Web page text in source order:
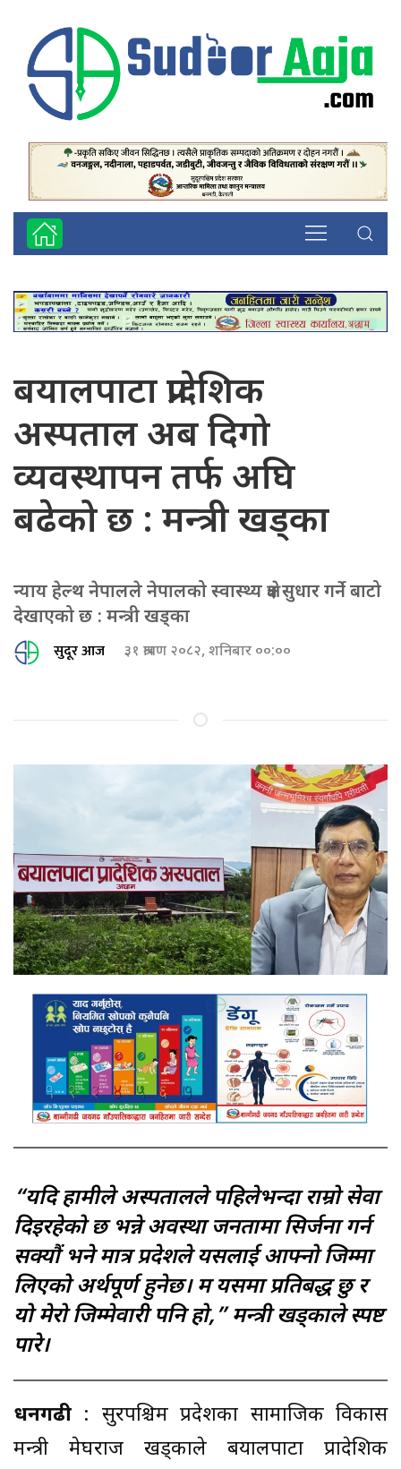
बयालपाटा प्रादेशिक
अस्पताल अब दिगो
व्यवस्थापन तर्फ अघि
बढेको छ : मन्त्री खड्का
न्याय हेल्थ नेपालले नेपालको स्वास्थ्य क्षेत्र सुधार गर्ने बाटो
देखाएको छ : मन्त्री खड्का
सुदूर आज ३१ श्रावण २०८२, शनिबार ००:००
“यदि हामीले अस्पतालले पहिलेभन्दा राम्रो सेवा
दिइरहेको छ भन्ने अवस्था जनतामा सिर्जना गर्न
सक्यौं भने मात्र प्रदेशले यसलाई आफ्नो जिम्मा
लिएको अर्थपूर्ण हुनेछ। म यसमा प्रतिबद्ध छु र
यो मेरो जिम्मेवारी पनि हो,” मन्त्री खड्काले स्पष्ट
पारे।
धनगढी : सुदूरपश्चिम प्रदेशका सामाजिक विकास
मन्त्री मेघराज खड्काले बयालपाटा प्रादेशिक